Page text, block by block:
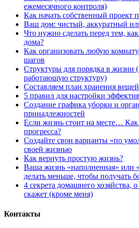
ежемесячного контроля)
Как начать собственный проект
Ваш дом: чистый, аккуратный
Что нужно сделать перед тем,
дома?
Как организовать любую
шагов
Структуры для порядка в жизни
работающую структуру)
Составляем план хранения
5 правил для настройки
Создание графика уборки и
принадлежностей
Если жизнь стоит на месте… Как
прогресса?
Создайте свои варианты «по
своей жизнью
Как вернуть простую жизнь?
Ваша жизнь «наполненная» или
делать меньше, чтобы получать
4 секрета домашнего хозяйства,
скажет (кроме меня)
Контакты